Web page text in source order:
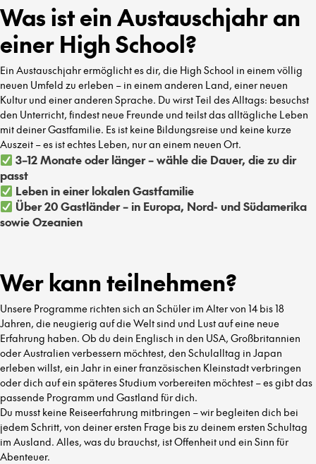
Was ist ein Austauschjahr an
einer High School?
Ein Austauschjahr ermöglicht es dir, die High School in einem völlig
neuen Umfeld zu erleben – in einem anderen Land, einer neuen
Kultur und einer anderen Sprache. Du wirst Teil des Alltags: besuchst
den Unterricht, findest neue Freunde und teilst das alltägliche Leben
mit deiner Gastfamilie. Es ist keine Bildungsreise und keine kurze
Auszeit – es ist echtes Leben, nur an einem neuen Ort.
3–12 Monate oder länger – wähle die Dauer, die zu dir
passt
Leben in einer lokalen Gastfamilie
Über 20 Gastländer – in Europa, Nord- und Südamerika
sowie Ozeanien
Wer kann teilnehmen?
Unsere Programme richten sich an Schüler im Alter von 14 bis 18
Jahren, die neugierig auf die Welt sind und Lust auf eine neue
Erfahrung haben. Ob du dein Englisch in den USA, Großbritannien
oder Australien verbessern möchtest, den Schulalltag in Japan
erleben willst, ein Jahr in einer französischen Kleinstadt verbringen
oder dich auf ein späteres Studium vorbereiten möchtest – es gibt das
passende Programm und Gastland für dich.
Du musst keine Reiseerfahrung mitbringen – wir begleiten dich bei
jedem Schritt, von deiner ersten Frage bis zu deinem ersten Schultag
im Ausland. Alles, was du brauchst, ist Offenheit und ein Sinn für
Abenteuer.